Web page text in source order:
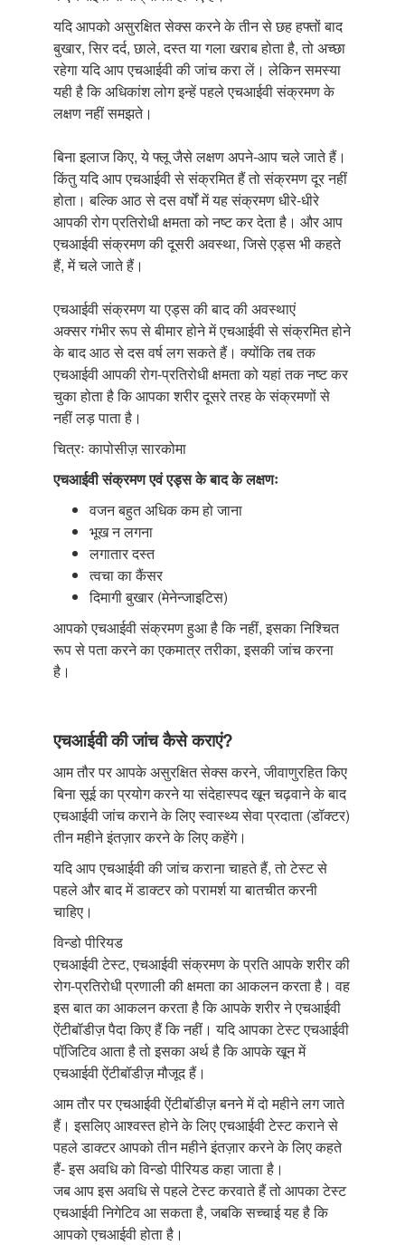
यदि आपको असुरक्षित सेक्स करने के तीन से छह हफ्तों बाद
बुखार, सिर दर्द, छाले, दस्त या गला खराब होता है, तो अच्छा
रहेगा यदि आप एचआईवी की जांच करा लें। लेकिन समस्या
यही है कि अधिकांश लोग इन्हें पहले एचआईवी संक्रमण के
लक्षण नहीं समझते।
बिना इलाज किए, ये फ्लू जैसे लक्षण अपने-आप चले जाते हैं।
किंतु यदि आप एचआईवी से संक्रमित हैं तो संक्रमण दूर नहीं
होता। बल्कि आठ से दस वर्षों में यह संक्रमण धीरे-धीरे
आपकी रोग प्रतिरोधी क्षमता को नष्ट कर देता है। और आप
एचआईवी संक्रमण की दूसरी अवस्था, जिसे एड्स भी कहते
हैं, में चले जाते हैं।
एचआईवी संक्रमण या एड्स की बाद की अवस्थाएं
अक्सर गंभीर रूप से बीमार होने में एचआईवी से संक्रमित होने
के बाद आठ से दस वर्ष लग सकते हैं। क्योंकि तब तक
एचआईवी आपकी रोग-प्रतिरोधी क्षमता को यहां तक नष्ट कर
चुका होता है कि आपका शरीर दूसरे तरह के संक्रमणों से
नहीं लड़ पाता है।
चित्रः कापोसीज़ सारकोमा
एचआईवी संक्रमण एवं एड्स के बाद के लक्षणः
वजन बहुत अधिक कम हो जाना
भूख न लगना
लगातार दस्त
त्वचा का कैंसर
दिमागी बुखार (मेनेन्जाइटिस)
आपको एचआईवी संक्रमण हुआ है कि नहीं, इसका निश्चित
रूप से पता करने का एकमात्र तरीका, इसकी जांच करना
है।
एचआईवी की जांच कैसे कराएं?
आम तौर पर आपके असुरक्षित सेक्स करने, जीवाणुरहित किए
बिना सूई का प्रयोग करने या संदेहास्पद खून चढ़वाने के बाद
एचआईवी जांच कराने के लिए स्वास्थ्य सेवा प्रदाता (डॉक्टर)
तीन महीने इंतज़ार करने के लिए कहेंगे।
यदि आप एचआईवी की जांच कराना चाहते हैं, तो टेस्ट से
पहले और बाद में डाक्टर को परामर्श या बातचीत करनी
चाहिए।
विन्डो पीरियड
एचआईवी टेस्ट, एचआईवी संक्रमण के प्रति आपके शरीर की
रोग-प्रतिरोधी प्रणाली की क्षमता का आकलन करता है। वह
इस बात का आकलन करता है कि आपके शरीर ने एचआईवी
ऐंटीबॉडीज़ पैदा किए हैं कि नहीं। यदि आपका टेस्ट एचआईवी
पॉजि़टिव आता है तो इसका अर्थ है कि आपके खून में
एचआईवी ऐंटीबॉडीज़ मौजूद हैं।
आम तौर पर एचआईवी ऐंटीबॉडीज़ बनने में दो महीने लग जाते
हैं। इसलिए आश्वस्त होने के लिए एचआईवी टेस्ट कराने से
पहले डाक्टर आपको तीन महीने इंतज़ार करने के लिए कहते
हैं- इस अवधि को विन्डो पीरियड कहा जाता है।
जब आप इस अवधि से पहले टेस्ट करवाते हैं तो आपका टेस्ट
एचआईवी निगेटिव आ सकता है, जबकि सच्चाई यह है कि
आपको एचआईवी होता है।